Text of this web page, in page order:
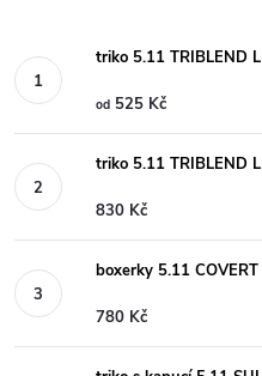
triko 5.11 TRIBLEND
od 525 Kč
triko 5.11 TRIBLEND
830 Kč
boxerky 5.11
780 Kč